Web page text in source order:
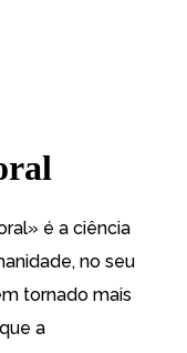
é a ciência
no seu
tornado mais
a